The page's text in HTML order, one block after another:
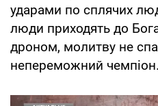
ударами по сплячих
люди приходять до
дроном, молитву не
непереможний чемпіон.